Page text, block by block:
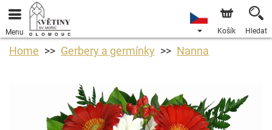
Menu Košík Hledat
Home Gerbery a germínky Nanna